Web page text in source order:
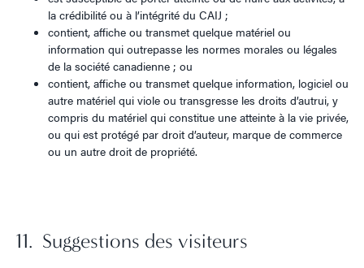
la crédibilité ou à l’intégrité du CAIJ ;
contient, affiche ou transmet quelque matériel ou
information qui outrepasse les normes morales ou légales
de la société canadienne ; ou
contient, affiche ou transmet quelque information, logiciel ou
autre matériel qui viole ou transgresse les droits d’autrui, y
compris du matériel qui constitue une atteinte à la vie privée,
ou qui est protégé par droit d’auteur, marque de commerce
ou un autre droit de propriété.
11. Suggestions des visiteurs